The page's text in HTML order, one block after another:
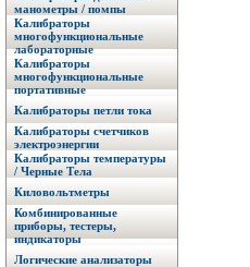
манометры / помпы
Калибраторы
многофункциональные
лабораторные
Калибраторы
многофункциональные
портативные
Калибраторы петли тока
Калибраторы счетчиков
электроэнергии
Калибраторы температуры
/ Черные Тела
Киловольтметры
Комбинированные
приборы, тестеры,
индикаторы
Логические анализаторы